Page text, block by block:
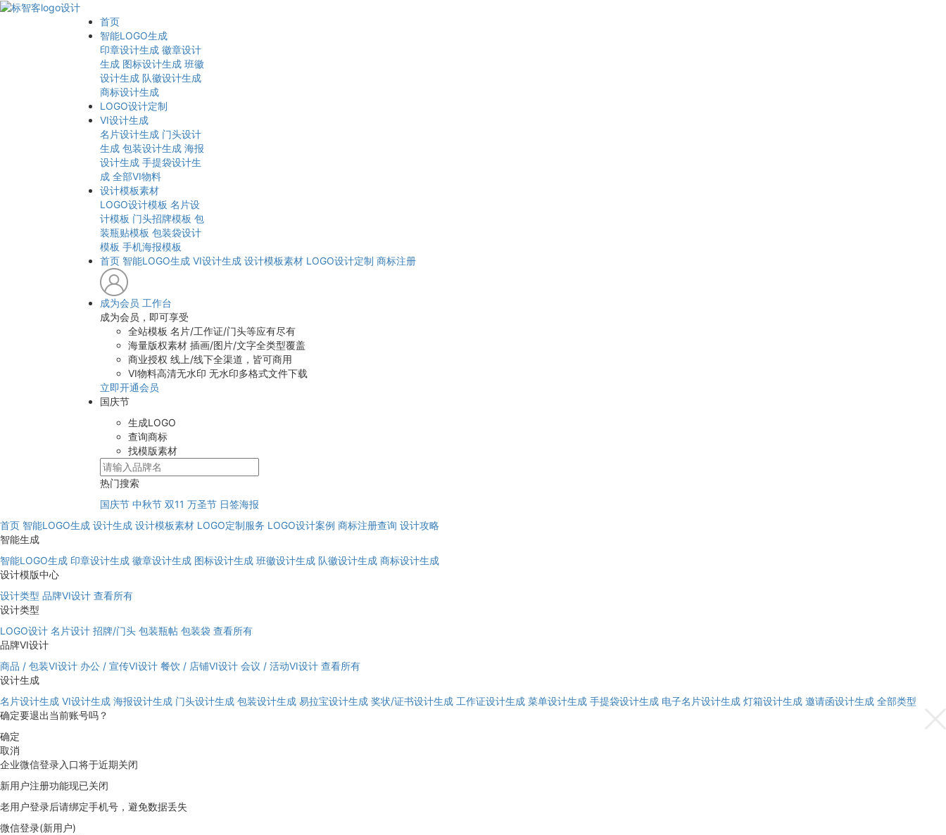
首页
智能LOGO生成
印章设计生成 徽章设计
生成 图标设计生成 班徽
设计生成 队徽设计生成
商标设计生成
LOGO设计定制
VI设计生成
名片设计生成 门头设计
生成 包装设计生成 海报
设计生成 手提袋设计生
成 全部VI物料
设计模板素材
LOGO设计模板 名片设
计模板 门头招牌模板 包
装瓶贴模板 包装袋设计
模板 手机海报模板
首页 智能LOGO生成 VI设计生成 设计模板素材 LOGO设计定制 商标注册
成为会员 工作台
成为会员，即可享受
全站模板 名片/工作证/门头等应有尽有
海量版权素材 插画/图片/文字全类型覆盖
商业授权 线上/线下全渠道，皆可商用
VI物料高清无水印 无水印多格式文件下载
立即开通会员
国庆节
生成LOGO
查询商标
找模版素材
热门搜索
国庆节 中秋节 双11 万圣节 日签海报
首页 智能LOGO生成 设计生成 设计模板素材 LOGO定制服务 LOGO设计案例 商标注册查询 设计攻略
智能生成
智能LOGO生成 印章设计生成 徽章设计生成 图标设计生成 班徽设计生成 队徽设计生成 商标设计生成
设计模版中心
设计类型 品牌VI设计 查看所有
设计类型
LOGO设计 名片设计 招牌/门头 包装瓶帖 包装袋 查看所有
品牌VI设计
商品 / 包装VI设计 办公 / 宣传VI设计 餐饮 / 店铺VI设计 会议 / 活动VI设计 查看所有
设计生成
名片设计生成 VI设计生成 海报设计生成 门头设计生成 包装设计生成 易拉宝设计生成 奖状/证书设计生成 工作证设计生成 菜单设计生成 手提袋设计生成 电子名片设计生成 灯箱设计生成 邀请函设计生成 全部类型
确定要退出当前账号吗？
确定
取消
企业微信登录入口将于近期关闭
新用户注册功能现已关闭
老用户登录后请绑定手机号，避免数据丢失
微信登录(新用户)